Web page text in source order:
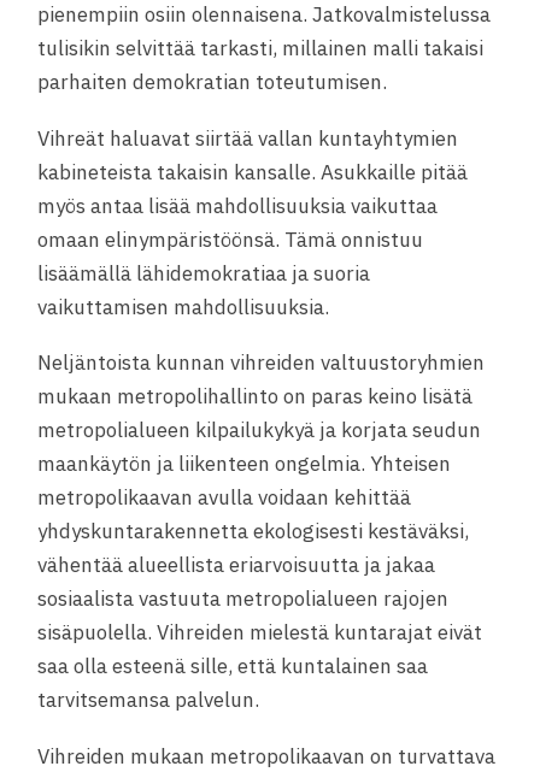
pienempiin osiin olennaisena. Jatkovalmistelussa
tulisikin selvittää tarkasti, millainen malli takaisi
parhaiten demokratian toteutumisen.
­Vihreät haluavat siirtää vallan kuntayhtymien
kabineteista takaisin kansalle. Asukkaille pitää
myös antaa lisää mahdollisuuksia vaikuttaa
omaan elinympäristöönsä. Tämä onnistuu
lisäämällä lähidemokratiaa ja suoria
vaikuttamisen mahdollisuuksia.
Neljäntoista kunnan vihreiden valtuustoryhmien
mukaan metropolihallinto on paras keino lisätä
metropolialueen kilpailukykyä ja korjata seudun
maankäytön ja liikenteen ongelmia. Yhteisen
metropolikaavan avulla voidaan kehittää
yhdyskuntarakennetta ekologisesti kestäväksi,
vähentää alueellista eriarvoisuutta ja jakaa
sosiaalista vastuuta metropolialueen rajojen
sisäpuolella. Vihreiden mielestä kuntarajat eivät
saa olla esteenä sille, että kuntalainen saa
tarvitsemansa palvelun.
Vihreiden mukaan metropolikaavan on turvattava